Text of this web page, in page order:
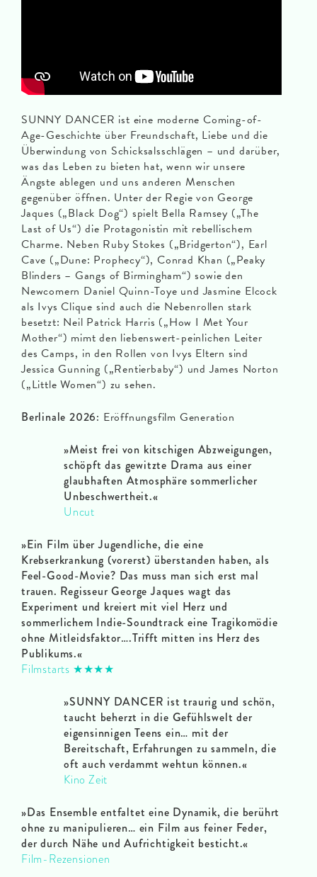
SUNNY DANCER ist eine moderne Coming-of-
Age-Geschichte über Freundschaft, Liebe und die
Überwindung von Schicksalsschlägen – und darüber,
was das Leben zu bieten hat, wenn wir unsere
Ängste ablegen und uns anderen Menschen
gegenüber öffnen. Unter der Regie von George
Jaques („Black Dog“) spielt Bella Ramsey („The
Last of Us“) die Protagonistin mit rebellischem
Charme. Neben Ruby Stokes („Bridgerton“), Earl
Cave („Dune: Prophecy“), Conrad Khan („Peaky
Blinders – Gangs of Birmingham“) sowie den
Newcomern Daniel Quinn-Toye und Jasmine Elcock
als Ivys Clique sind auch die Nebenrollen stark
besetzt: Neil Patrick Harris („How I Met Your
Mother“) mimt den liebenswert-peinlichen Leiter
des Camps, in den Rollen von Ivys Eltern sind
Jessica Gunning („Rentierbaby“) und James Norton
(„Little Women“) zu sehen.
Berlinale 2026: Eröffnungsfilm Generation
»Meist frei von kitschigen Abzweigungen,
schöpft das gewitzte Drama aus einer
glaubhaften Atmosphäre sommerlicher
Unbeschwertheit.«
Uncut
»Ein Film über Jugendliche, die eine
Krebserkrankung (vorerst) überstanden haben, als
Feel-Good-Movie? Das muss man sich erst mal
trauen. Regisseur George Jaques wagt das
Experiment und kreiert mit viel Herz und
sommerlichem Indie-Soundtrack eine Tragikomödie
ohne Mitleidsfaktor….Trifft mitten ins Herz des
Publikums.«
Filmstarts ★★★★
»SUNNY DANCER ist traurig und schön,
taucht beherzt in die Gefühlswelt der
eigensinnigen Teens ein… mit der
Bereitschaft, Erfahrungen zu sammeln, die
oft auch verdammt wehtun können.«
Kino Zeit
»Das Ensemble entfaltet eine Dynamik, die berührt
ohne zu manipulieren… ein Film aus feiner Feder,
der durch Nähe und Aufrichtigkeit besticht.«
Film-Rezensionen